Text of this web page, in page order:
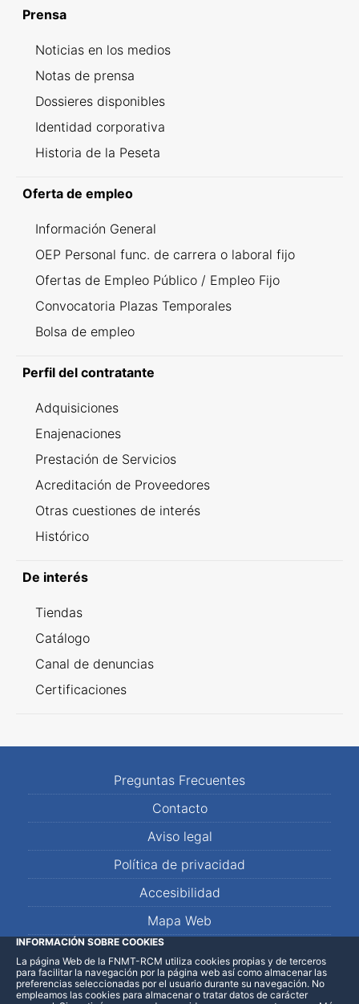
Prensa
Noticias en los medios
Notas de prensa
Dossieres disponibles
Identidad corporativa
Historia de la Peseta
Oferta de empleo
Información General
OEP Personal func. de carrera o laboral fijo
Ofertas de Empleo Público / Empleo Fijo
Convocatoria Plazas Temporales
Bolsa de empleo
Perfil del contratante
Adquisiciones
Enajenaciones
Prestación de Servicios
Acreditación de Proveedores
Otras cuestiones de interés
Histórico
De interés
Tiendas
Catálogo
Canal de denuncias
Certificaciones
Preguntas Frecuentes
Contacto
Aviso legal
Política de privacidad
Accesibilidad
Mapa Web
LinkedInFacebookWhatsApp
INFORMACIÓN SOBRE COOKIES
La página Web de la FNMT-RCM utiliza cookies propias y de terceros
para facilitar la navegación por la página web así como almacenar las
preferencias seleccionadas por el usuario durante su navegación. No
empleamos las cookies para almacenar o tratar datos de carácter